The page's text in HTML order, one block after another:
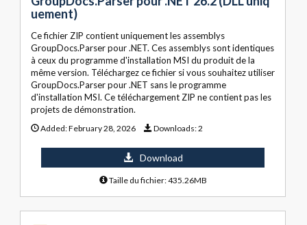
uement)
Ce fichier ZIP contient uniquement les assemblys
GroupDocs.Parser pour .NET. Ces assemblys sont identiques
à ceux du programme d'installation MSI du produit de la
même version. Téléchargez ce fichier si vous souhaitez utiliser
GroupDocs.Parser pour .NET sans le programme
d'installation MSI. Ce téléchargement ZIP ne contient pas les
projets de démonstration.
Added:February 28, 2026 Downloads:2
Download
Taille du fichier: 435.26MB